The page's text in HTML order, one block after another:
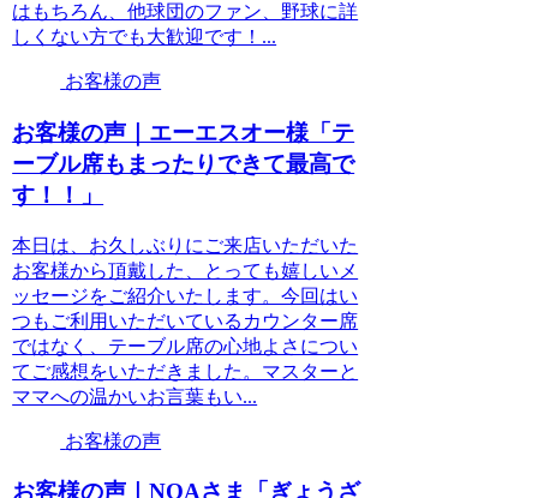
はもちろん、他球団のファン、野球に詳
しくない方でも大歓迎です！...
お客様の声
お客様の声｜エーエスオー様「テ
ーブル席もまったりできて最高で
す！！」
本日は、お久しぶりにご来店いただいた
お客様から頂戴した、とっても嬉しいメ
ッセージをご紹介いたします。今回はい
つもご利用いただいているカウンター席
ではなく、テーブル席の心地よさについ
てご感想をいただきました。マスターと
ママへの温かいお言葉もい...
お客様の声
お客様の声｜NOAさま「ぎょうざ